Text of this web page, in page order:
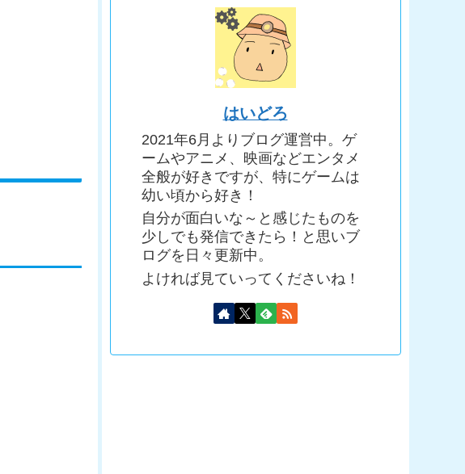
はいどろ
2021年6月よりブログ運営中。ゲ
ームやアニメ、映画などエンタメ
全般が好きですが、特にゲームは
幼い頃から好き！
自分が面白いな～と感じたものを
少しでも発信できたら！と思いブ
ログを日々更新中。
よければ見ていってくださいね！